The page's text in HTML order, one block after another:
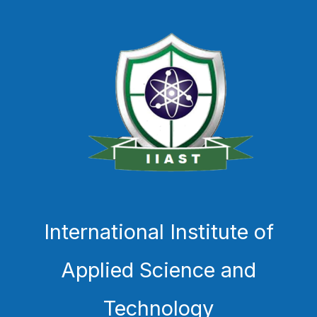
International Institute of
Applied Science and
Technology